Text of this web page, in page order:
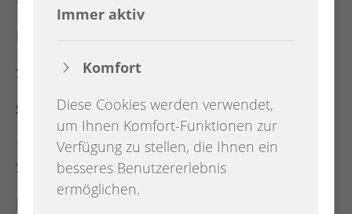
Schützenfestparty
Sonntag:
14 Uhr Öffnung des Festplatzes mit Karussell,
Schießbude und vielem mehr
Empfang des Damen- und Herrenkönigshauses
Immer aktiv
Komfort
Diese Cookies werden verwendet,
um Ihnen Komfort-Funktionen zur
Verfügung zu stellen, die Ihnen ein
besseres Benutzererlebnis
ermöglichen.